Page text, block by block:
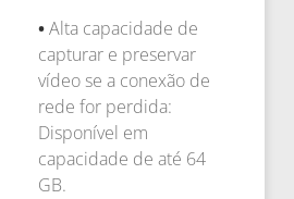
•Alta capacidade de
capturar e preservar
vídeo se a conexão de
rede for perdida:
Disponível em
capacidade de até 64
GB.